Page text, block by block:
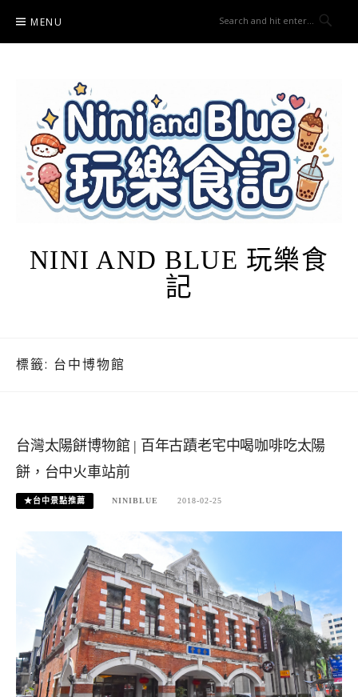
content
MENU
NINI AND BLUE 玩樂食
記
標籤: 台中博物館
台灣太陽餅博物館 | 百年古蹟老宅中喝咖啡吃太陽
餅，台中火車站前
★台中景點推薦 NINIBLUE 2018-02-25